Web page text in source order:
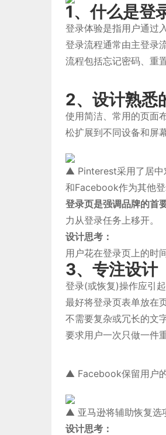
1、什么是登
登录体验是指用户通过
登录流程通常由主登录
流程包括忘记密码、重
2、设计熟悉
使用简洁、常用的页面
松扩展到不同设备和屏
▲ Pinterest采用了居中
和Facebook作为其他登
登录页是强调品牌的首
力从登录任务上移开。
设计思考：
用户花在登录页上的时
3、专注设计
登录(或恢复)操作应引
最好将登录页表单放在
不需要复杂或冗长的文
要求用户一次只做一件
▲ Facebook保留用户
▲ 亚马逊将辅助恢复选
设计思考：